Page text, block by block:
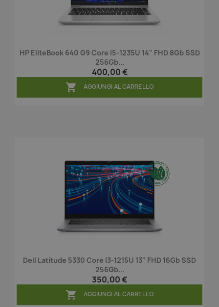
HP EliteBook 640 G9 Core I5-1235U 14" FHD 8Gb SSD
256Gb...
400,00 €
 AGGIUNGI AL CARRELLO
Dell Latitude 5330 Core I3-1215U 13" FHD 16Gb SSD
256Gb...
350,00 €
 AGGIUNGI AL CARRELLO